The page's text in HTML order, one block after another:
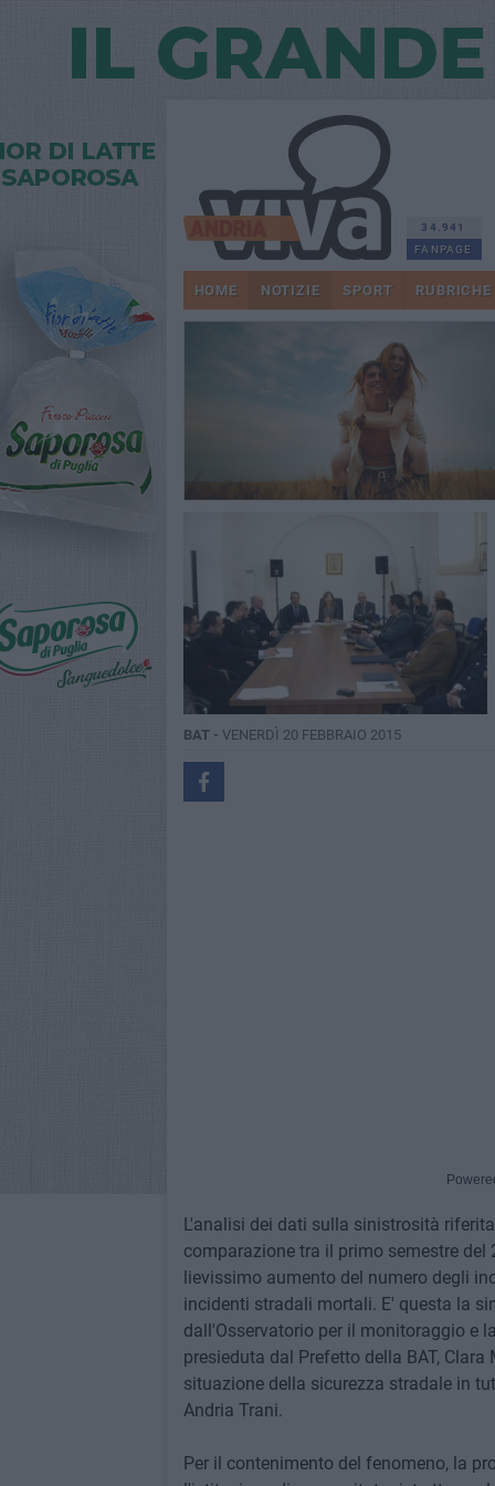
34.941
FANPAGE
HOME NOTIZIE SPORT RUBRICHE
BAT - VENERDÌ 20 FEBBRAIO 2015
L'analisi dei dati sulla sinistrosità
comparazione tra il primo semestre
lievissimo aumento del numero degli
incidenti stradali mortali. E' questa la
dall'Osservatorio per il monitoraggio e
presieduta dal Prefetto della BAT,
situazione della sicurezza stradale in
Andria Trani.
Per il contenimento del fenomeno, la